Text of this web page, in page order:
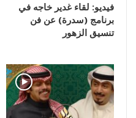
فيديو: لقاء غدير خاجه في
برنامج (سدرة) عن فن
تنسيق الزهور